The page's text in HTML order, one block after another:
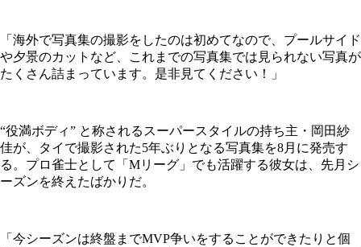
「海外で写真集の撮影をしたのは初めてなので、プールサイド
や夕景のカットなど、これまでの写真集では見られない写真が
たくさん詰まっています。是非見てください！」
“役満ボディ” と称されるスーパースタイルの持ち主・岡田紗
佳が、タイで撮影された5年ぶりとなる写真集を8月に発売す
る。プロ雀士として「Mリーグ」でも活躍する彼女は、先月シ
ーズンを終えたばかりだ。
「今シーズンは終盤までMVP争いをすることができたりと個